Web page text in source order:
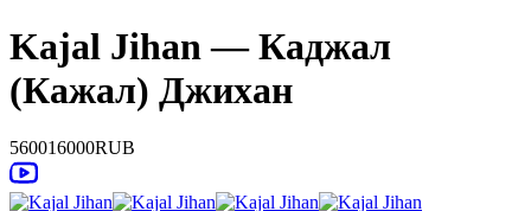
Kajal Jihan — Каджал
(Кажал) Джихан
560016000RUB